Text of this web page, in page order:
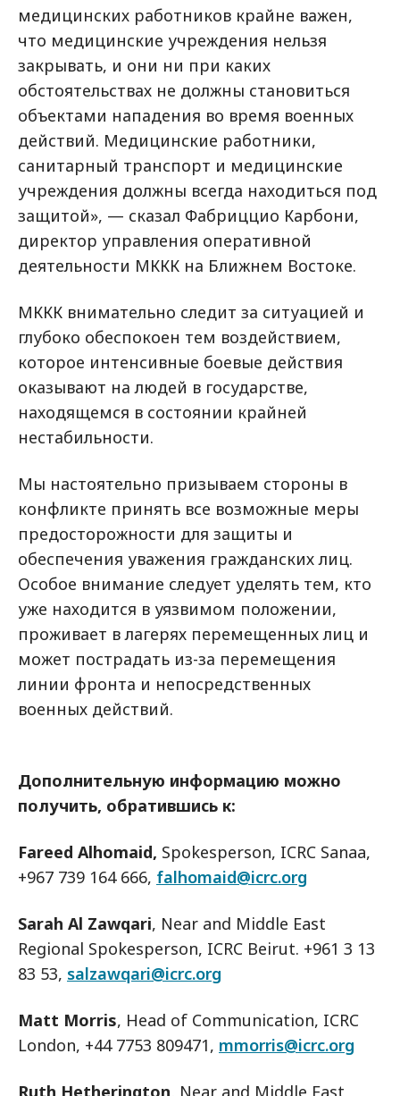
медицинских работников крайне важен,
что медицинские учреждения нельзя
закрывать, и они ни при каких
обстоятельствах не должны становиться
объектами нападения во время военных
действий. Медицинские работники,
санитарный транспорт и медицинские
учреждения должны всегда находиться под
защитой», — сказал Фабриццио Карбони,
директор управления оперативной
деятельности МККК на Ближнем Востоке.
МККК внимательно следит за ситуацией и
глубоко обеспокоен тем воздействием,
которое интенсивные боевые действия
оказывают на людей в государстве,
находящемся в состоянии крайней
нестабильности.
Мы настоятельно призываем стороны в
конфликте принять все возможные меры
предосторожности для защиты и
обеспечения уважения гражданских лиц.
Особое внимание следует уделять тем, кто
уже находится в уязвимом положении,
проживает в лагерях перемещенных лиц и
может пострадать из-за перемещения
линии фронта и непосредственных
военных действий.
Дополнительную информацию можно
получить, обратившись к:
Fareed Alhomaid, Spokesperson, ICRC Sanaa,
+967 739 164 666, falhomaid@icrc.org
Sarah Al Zawqari, Near and Middle East
Regional Spokesperson, ICRC Beirut. +961 3 13
83 53, salzawqari@icrc.org
Matt Morris, Head of Communication, ICRC
London, +44 7753 809471, mmorris@icrc.org
Ruth Hetherington, Near and Middle East